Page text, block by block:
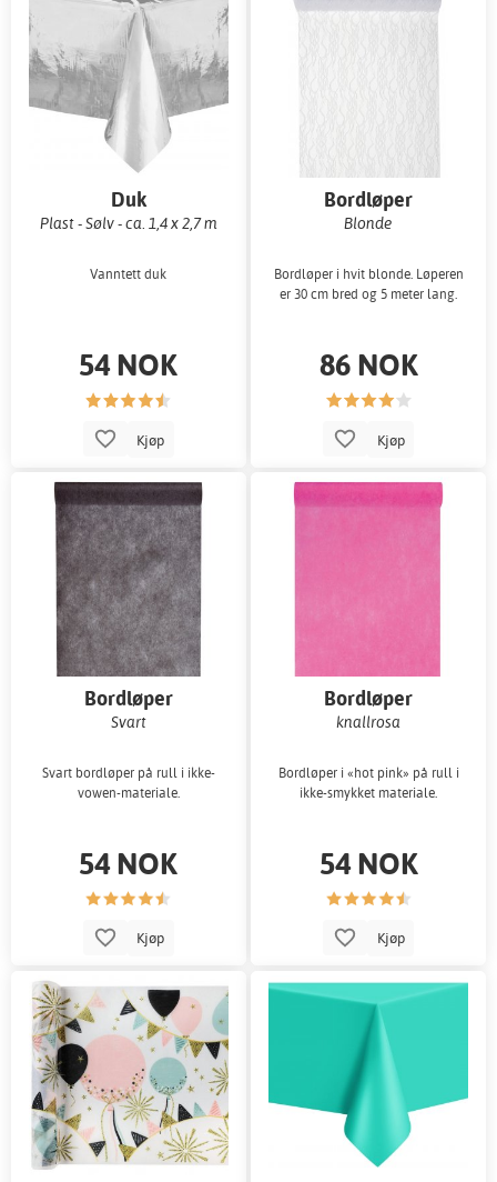
Duk
Plast - Sølv - ca. 1,4 x 2,7 m
Vanntett duk
54 NOK
Kjøp
Bordløper
Blonde
Bordløper i hvit blonde. Løperen
er 30 cm bred og 5 meter lang.
86 NOK
Kjøp
Bordløper
Svart
Svart bordløper på rull i ikke-
vowen-materiale.
54 NOK
Kjøp
Bordløper
knallrosa
Bordløper i «hot pink» på rull i
ikke-smykket materiale.
54 NOK
Kjøp